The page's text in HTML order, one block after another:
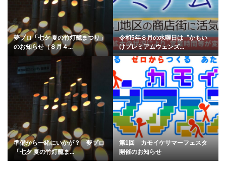
夢プロ「七夕 夏の竹灯籠まつり」
のお知らせ（８月４...
令和5年８月の水曜日は〝かもい
けプレミアムウェンズ...
準備から一緒にいかが？ 夢プロ
「七夕 夏の竹灯籠ま...
第1回 カモイケサマーフェスタ
開催のお知らせ